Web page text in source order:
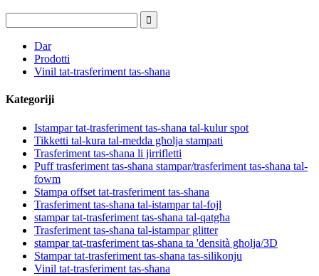
Dar
Prodotti
Vinil tat-trasferiment tas-sħana
Kategoriji
Istampar tat-trasferiment tas-sħana tal-kulur spot
Tikketti tal-kura tal-medda għolja stampati
Trasferiment tas-sħana li jirrifletti
Puff trasferiment tas-sħana stampar/trasferiment tas-sħana tal-
fowm
Stampa offset tat-trasferiment tas-sħana
Trasferiment tas-sħana tal-istampar tal-fojl
stampar tat-trasferiment tas-sħana tal-qatgħa
Trasferiment tas-sħana tal-istampar glitter
stampar tat-trasferiment tas-sħana ta 'densità għolja/3D
Stampar tat-trasferiment tas-sħana tas-silikonju
Vinil tat-trasferiment tas-sħana